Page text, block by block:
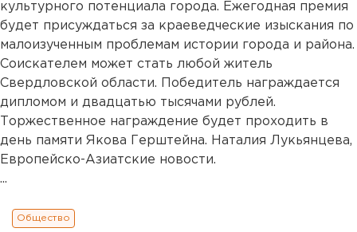
культурного потенциала города. Ежегодная премия
будет присуждаться за краеведческие изыскания по
малоизученным проблемам истории города и района.
Соискателем может стать любой житель
Свердловской области. Победитель награждается
дипломом и двадцатью тысячами рублей.
Торжественное награждение будет проходить в
день памяти Якова Герштейна. Наталия Лукьянцева,
Европейско-Азиатские новости.
...
Общество